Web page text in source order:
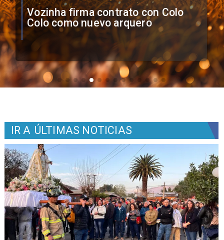
O'Higgins cae por penales ante
Boca Juniors en Copa
Sudamericana
IR A ÚLTIMAS NOTICIAS